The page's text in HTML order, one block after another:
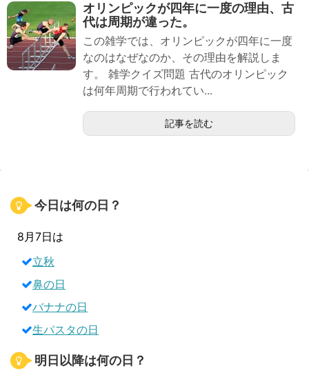
オリンピックが四年に一度の理由、古
代は周期が違った。
この雑学では、オリンピックが四年に一度
なのはなぜなのか、その理由を解説しま
す。 雑学クイズ問題 古代のオリンピック
は何年周期で行われてい...
記事を読む
今日は何の日？
8月7日は
立秋
鼻の日
バナナの日
生パスタの日
明日以降は何の日？